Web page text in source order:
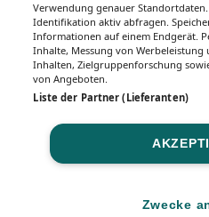
Verwendung genauer
Identifikation aktiv abfragen.
Informationen auf einem Endgerät.
Inhalte, Messung von
Inhalten, Zielgruppenforschung
von Angeboten.
Liste der Partner (Lieferanten)
Zwecke